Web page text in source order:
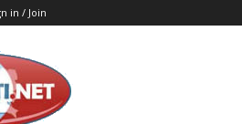
in / Join